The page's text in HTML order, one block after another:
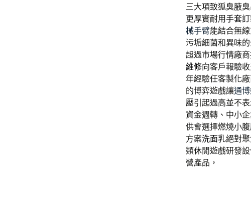
三大項致狐臭腋
更厚實耐用手套
械手臂能結合無
污垢細菌和異味
超過市場行情廠商
維修向客戶報驗
年經驗任客製化
的博弈遊戲讓通
壓引起過高並不
資金週轉、中小
供會選擇燃燒小
方案洗面乳絕對
類休閒遊戲研發
營產品，